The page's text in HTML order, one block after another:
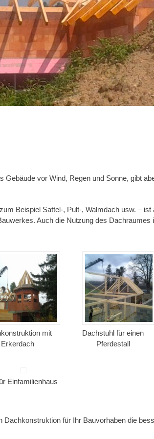
Gebäude vor Wind, Regen und Sonne, gibt
Beispiel Sattel-, Pult-, Walmdach usw. –
Auch die Nutzung des Dachraumes
mit
Erkerdach
Dachstuhl für einen
Pferdestall
Einfamilienhaus
Dachkonstruktion für Ihr Bauvorhaben die